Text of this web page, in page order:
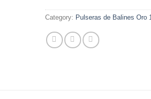
Category: Pulseras de Balines Oro